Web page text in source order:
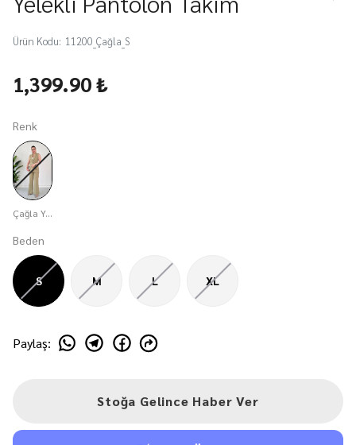
Ürün Kodu: 11200_Çağla_S
1,399.90 ₺
Renk
Çağla Yeşili
Beden
S M L XL
Paylaş:
Stoğa Gelince Haber Ver